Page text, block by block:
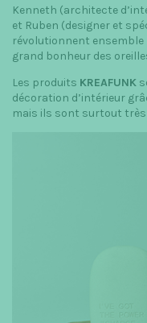
Kenneth (architecte
et Ruben (designer et
révolutionnent
grand bonheur des
Les produits KREAFUNK
décoration d’intérieur
mais ils sont surtout très